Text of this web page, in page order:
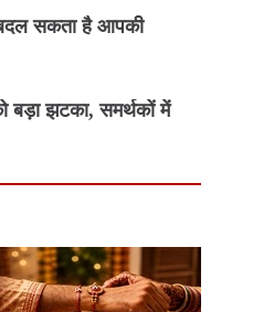
सकता है आपकी
बड़ा झटका, समर्थकों में